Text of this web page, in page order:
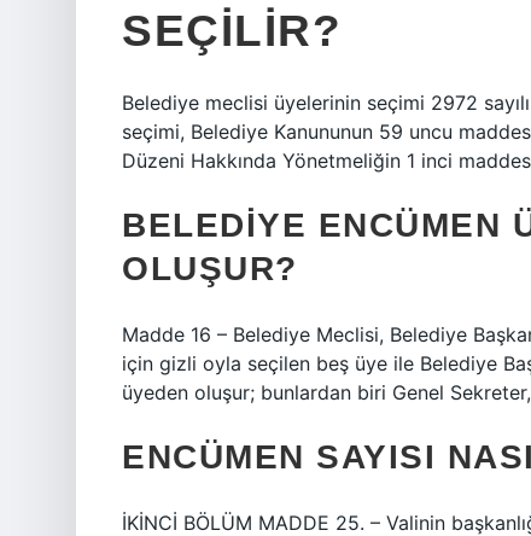
SEÇILIR?
Belediye meclisi üyelerinin seçimi 2972
seçimi, Belediye Kanununun 59 uncu
Düzeni Hakkında Yönetmeliğin 1 inci
BELEDIYE ENCÜMEN
OLUŞUR?
Madde 16 – Belediye Meclisi, Belediye
için gizli oyla seçilen beş üye ile Belediye
üyeden oluşur; bunlardan biri Genel
ENCÜMEN SAYISI
İKİNCİ BÖLÜM MADDE 25. – Valinin